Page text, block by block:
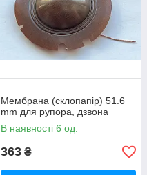
Мембрана (склопапір) 51.6
mm для рупора, дзвона
В наявності 6 од.
363 ₴